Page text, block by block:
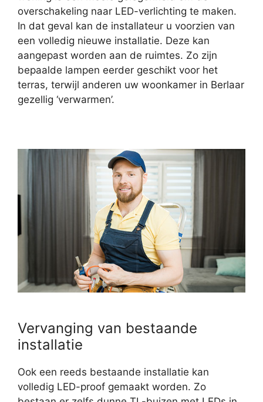
overschakeling naar LED-verlichting te maken.
In dat geval kan de installateur u voorzien van
een volledig nieuwe installatie. Deze kan
aangepast worden aan de ruimtes. Zo zijn
bepaalde lampen eerder geschikt voor het
terras, terwijl anderen uw woonkamer in Berlaar
gezellig ‘verwarmen’.
Vervanging van bestaande
installatie
Ook een reeds bestaande installatie kan
volledig LED-proof gemaakt worden. Zo